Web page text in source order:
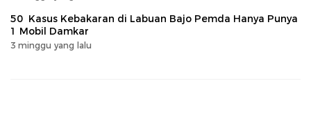
50 Kasus Kebakaran di Labuan Bajo Pemda Hanya Punya
1 Mobil Damkar
3 minggu yang lalu